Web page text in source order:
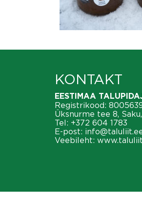
KONTAKT
EESTIMAA
Registrikood:
Üksnurme tee 8,
Tel: +372 604 1783
E-post:
Veebileht: